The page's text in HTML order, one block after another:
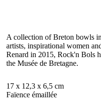
A collection of Breton bowls
artists, inspirational women
Renard in 2015, Rock'n Bols
the Musée de Bretagne.
17 x 12,3 x 6,5 cm
Faïence émaillée